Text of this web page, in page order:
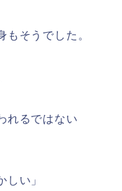
そうでした。
れるではない
しい」